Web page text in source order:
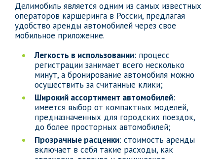
Делимобиль является одним из самых известных
операторов каршеринга в России, предлагая
удобство аренды автомобилей через свое
мобильное приложение.
Легкость в использовании: процесс
регистрации занимает всего несколько
минут, а бронирование автомобиля можно
осуществить за считанные клики;
Широкий ассортимент автомобилей:
имеется выбор от компактных моделей,
предназначенных для городских поездок,
до более просторных автомобилей;
Прозрачные расценки: стоимость аренды
включает в себя такие расходы, как